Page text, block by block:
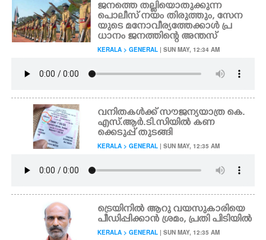
ജനത്തെ തല്ലിയൊതുക്കുന്ന
പൊലീസ് നയം തിരുത്തും, സേന
യുടെ മനോവീര്യത്തേക്കാൾ പ്ര
ധാനം ജനത്തിന്റെ അന്തസ്
KERALA > GENERAL | SUN MAY, 12:34 AM
വനിതകൾക്ക് സൗജന്യയാത്ര കെ.
എസ്.ആർ.ടി.സിയിൽ കണ
ക്കെടുപ്പ് തുടങ്ങി
KERALA > GENERAL | SUN MAY, 12:35 AM
ട്രെയിനിൽ ആറു വയസുകാരിയെ
പീഡിപ്പിക്കാൻ ശ്രമം, പ്രതി​ പി​ടി​യി​ൽ
KERALA > GENERAL | SUN MAY, 12:35 AM